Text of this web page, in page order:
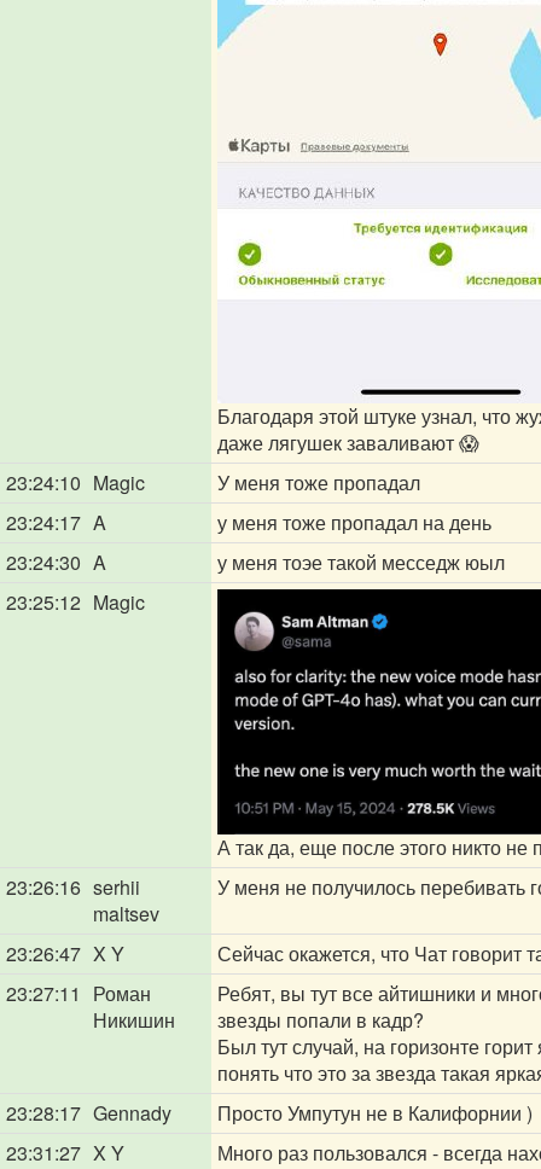
Благодаря этой штуке узнал,
даже лягушек заваливают 😱
23:24:10 Magic
У меня тоже пропадал
23:24:17 A
у меня тоже пропадал на день
23:24:30 A
у меня тоэе такой месседж юыл
23:25:12 Magic
А так да, еще после этого никто не
23:26:16 serhii
maltsev
У меня не получилось перебивать
23:26:47 X Y
Сейчас окажется, что Чат говорит
23:27:11
Роман
Никишин
Ребят, вы тут все айтишники и
звезды попали в кадр?
Был тут случай, на горизонте
понять что это за звезда такая
23:28:17 Gennady
Просто Умпутун не в Калифорнии )
23:31:27 X Y
Много раз пользовался - всегда